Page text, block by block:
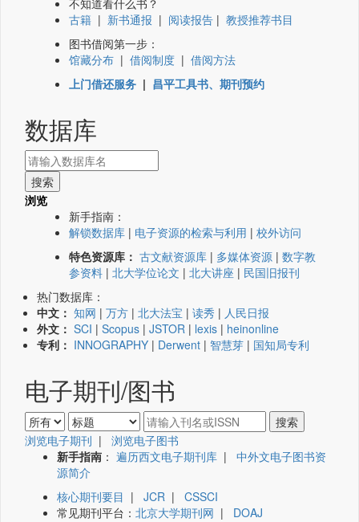
不知道看什么书？
古籍 | 新书通报 | 阅读报告 | 教授推荐书目
图书借阅第一步：
馆藏分布 | 借阅制度 | 借阅方法
上门借还服务 | 昌平工具书、期刊预约
数据库
浏览
新手指南：
解锁数据库 | 电子资源的检索与利用 | 校外访问
特色资源库： 古文献资源库 | 多媒体资源 | 数字教
参资料 | 北大学位论文 | 北大讲座 | 民国旧报刊
热门数据库：
中文： 知网 | 万方 | 北大法宝 | 读秀 | 人民日报
外文： SCI | Scopus | JSTOR | lexis | heinonline
专利： INNOGRAPHY | Derwent | 智慧芽 | 国知局专利
电子期刊/图书
浏览电子期刊 | 浏览电子图书
新手指南 ： 遍历西文电子期刊库 | 中外文电子图书资
源简介
核心期刊要目 | JCR | CSSCI
常见期刊平台： 北京大学期刊网 | DOAJ